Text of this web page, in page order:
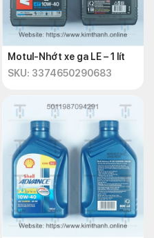
Motul-Nhớt xe ga LE – 1 lít
SKU: 3374650290683